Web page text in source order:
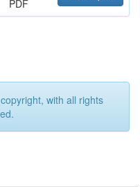
PDF
with all rights